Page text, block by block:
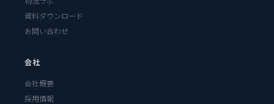
資料ダウンロード
お問い合わせ
会社
会社概要
採用情報